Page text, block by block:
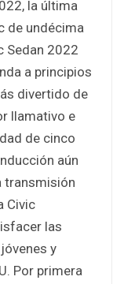
la última
de undécima
Sedan 2022
a principios
divertido de
llamativo e
de cinco
aún
transmisión
Civic
las
y
Por primera